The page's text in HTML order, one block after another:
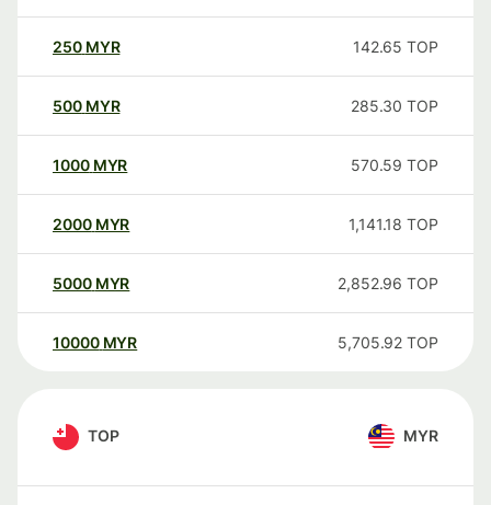
250 MYR 142.65 TOP
500 MYR 285.30 TOP
1000 MYR 570.59 TOP
2000 MYR 1,141.18 TOP
5000 MYR 2,852.96 TOP
10000 MYR 5,705.92 TOP
TOP MYR